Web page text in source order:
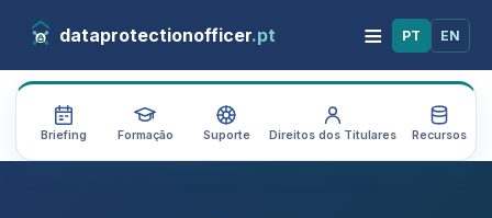
dataprotectionofficer.pt ≡ PT EN
Briefing Formação Suporte Direitos dos Titulares Recursos